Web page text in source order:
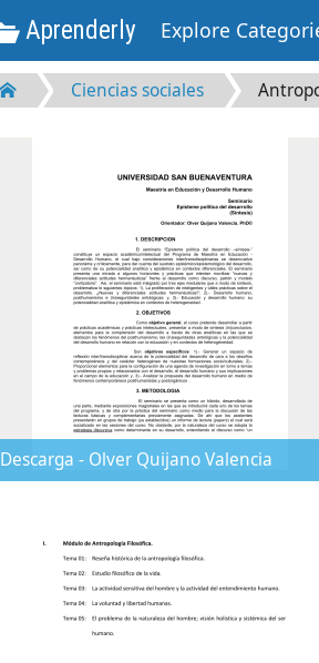
Aprenderly Explore
Ciencias sociales
Descarga - Olver Quijano Valencia